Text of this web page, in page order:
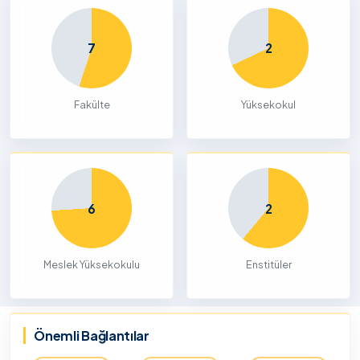
7
Fakülte
2
Yüksekokul
6
Meslek Yüksekokulu
2
Enstitüler
Önemli Bağlantılar